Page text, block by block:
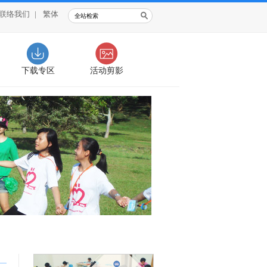
络我们 | 繁体
下载专区 活动剪影